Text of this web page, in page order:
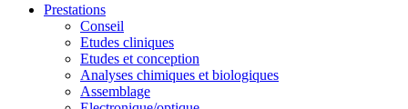
Prestations
Conseil
Etudes cliniques
Etudes et conception
Analyses chimiques et biologiques
Assemblage